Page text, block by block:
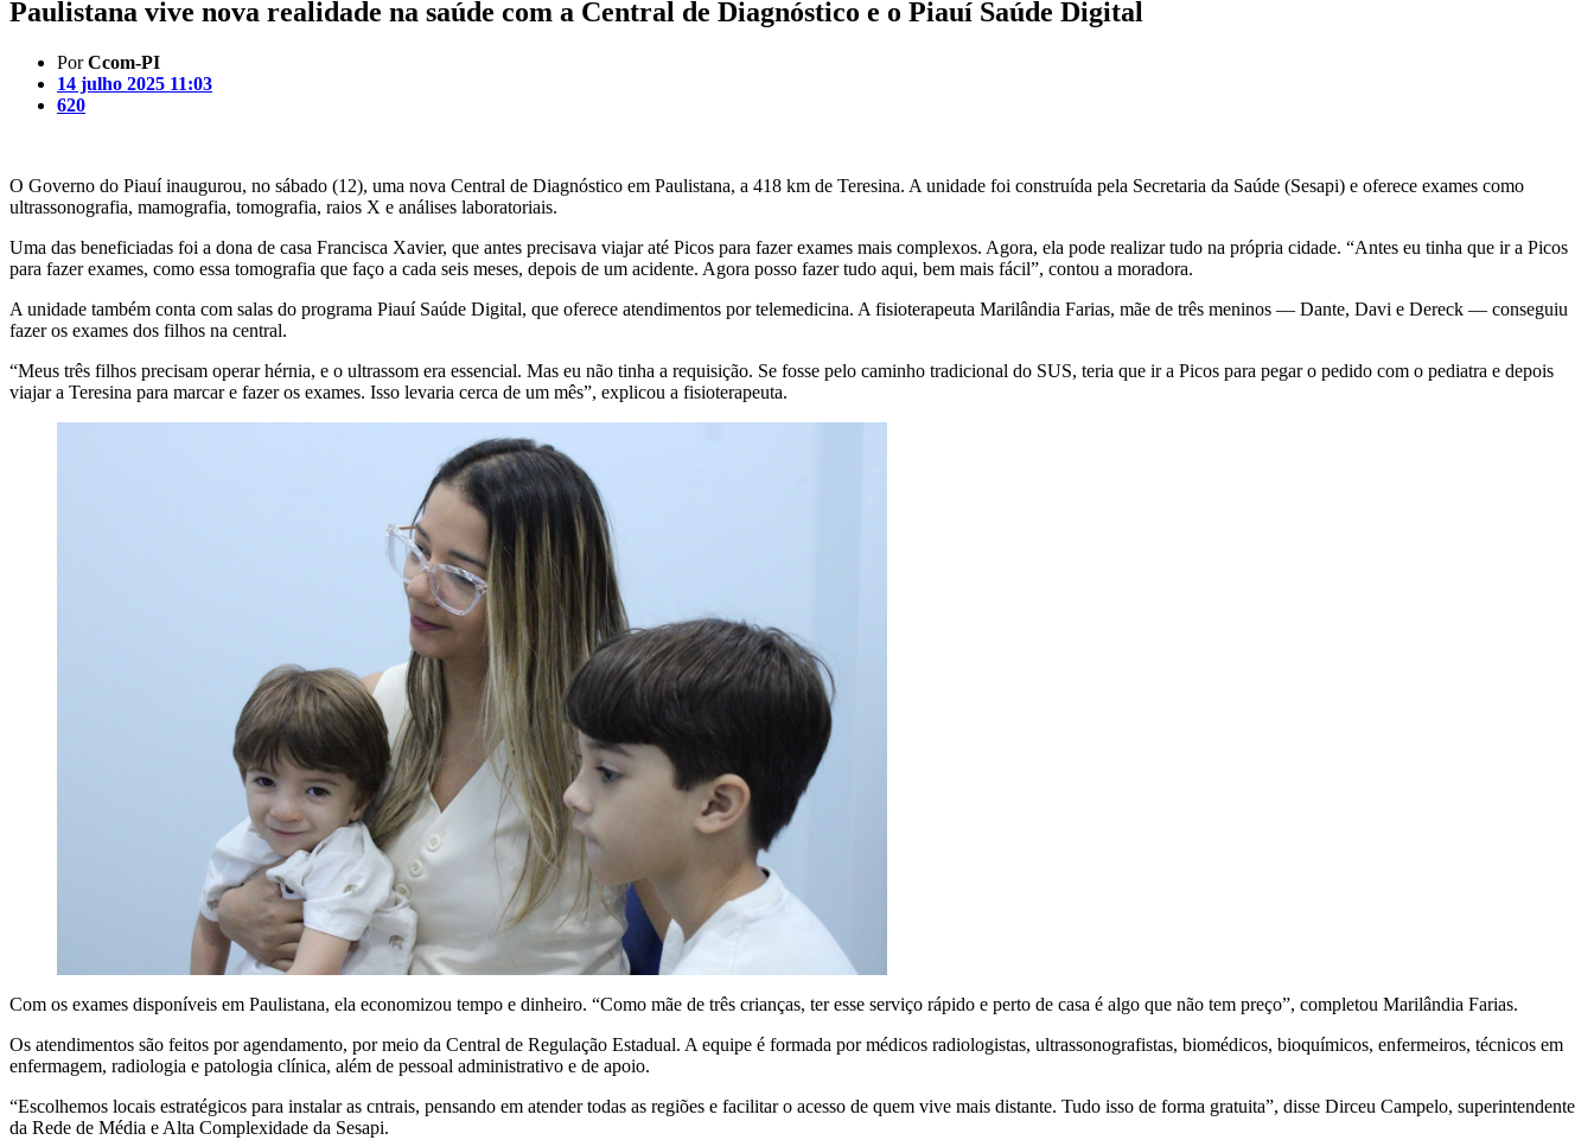
Paulistana vive nova realidade na saúde com a Central de Diagnóstico e o Piauí Saúde Digital
PorCcom-PI
14 julho 2025 11:03
620
O Governo do Piauí inaugurou, no sábado (12), uma nova Central de Diagnóstico em Paulistana, a 418 km de Teresina. A unidade foi construída pela Secretaria da Saúde (Sesapi) e oferece exames como
ultrassonografia, mamografia, tomografia, raios X e análises laboratoriais.
Uma das beneficiadas foi a dona de casa Francisca Xavier, que antes precisava viajar até Picos para fazer exames mais complexos. Agora, ela pode realizar tudo na própria cidade. “Antes eu tinha que ir a Picos
para fazer exames, como essa tomografia que faço a cada seis meses, depois de um acidente. Agora posso fazer tudo aqui, bem mais fácil”, contou a moradora.
A unidade também conta com salas do programa Piauí Saúde Digital, que oferece atendimentos por telemedicina. A fisioterapeuta Marilândia Farias, mãe de três meninos — Dante, Davi e Dereck — conseguiu
fazer os exames dos filhos na central.
“Meus três filhos precisam operar hérnia, e o ultrassom era essencial. Mas eu não tinha a requisição. Se fosse pelo caminho tradicional do SUS, teria que ir a Picos para pegar o pedido com o pediatra e depois
viajar a Teresina para marcar e fazer os exames. Isso levaria cerca de um mês”, explicou a fisioterapeuta.
Com os exames disponíveis em Paulistana, ela economizou tempo e dinheiro. “Como mãe de três crianças, ter esse serviço rápido e perto de casa é algo que não tem preço”, completou Marilândia Farias.
Os atendimentos são feitos por agendamento, por meio da Central de Regulação Estadual. A equipe é formada por médicos radiologistas, ultrassonografistas, biomédicos, bioquímicos, enfermeiros, técnicos em
enfermagem, radiologia e patologia clínica, além de pessoal administrativo e de apoio.
“Escolhemos locais estratégicos para instalar as cntrais, pensando em atender todas as regiões e facilitar o acesso de quem vive mais distante. Tudo isso de forma gratuita”, disse Dirceu Campelo, superintendente
da Rede de Média e Alta Complexidade da Sesapi.